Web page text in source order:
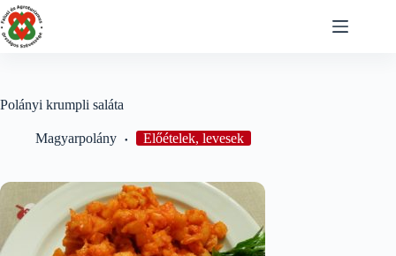
Skip
to
content
Polányi krumpli saláta
Magyarpolány Előételek, levesek